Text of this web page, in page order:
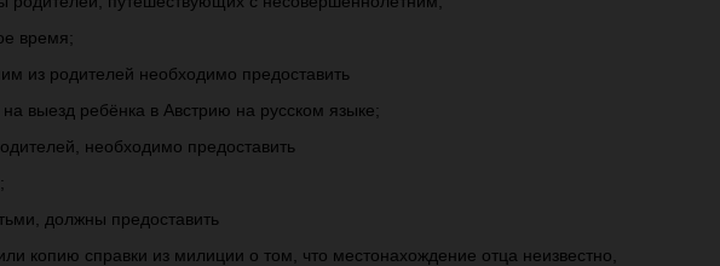
время;
из родителей необходимо предоставить
выезд ребёнка в Австрию на русском языке;
необходимо предоставить
должны предоставить
копию справки из милиции о том, что местонахождение отца неизвестно,